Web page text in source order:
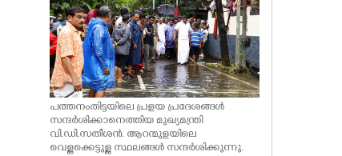
പത്തനംതിട്ടയിലെ പ്രളയ പ്രദേശങ്ങൾ
സന്ദർശിക്കാനെത്തിയ മുഖ്യമന്ത്രി
വി.ഡി.സതീശൻ. ആറന്മുളയിലെ
വെള്ളക്കെട്ടുള്ള സ്ഥലങ്ങൾ സന്ദർശിക്കുന്നു.